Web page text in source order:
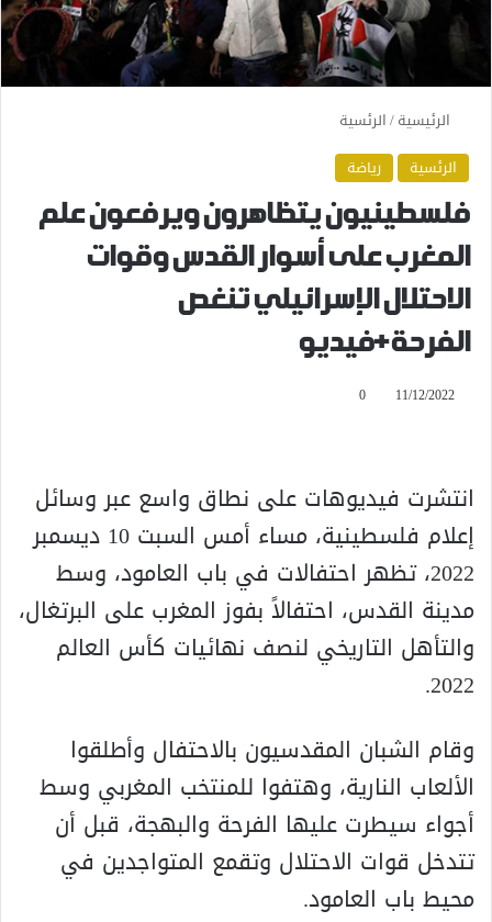
الرئيسية/الرئسية
الرئسية
رياضة
فلسطينيون يتظاهرون ويرفعون علم
المغرب على أسوار القدس وقوات
الاحتلال الإسرائيلي تنغص
الفرحة+فيديو
11/12/2022
0
انتشرت فيديوهات على نطاق واسع عبر وسائل
إعلام فلسطينية، مساء أمس السبت 10 ديسمبر
2022، تظهر احتفالات في باب العامود، وسط
مدينة القدس، احتفالاً بفوز المغرب على البرتغال،
والتأهل التاريخي لنصف نهائيات كأس العالم
2022.
وقام الشبان المقدسيون بالاحتفال وأطلقوا
الألعاب النارية، وهتفوا للمنتخب المغربي وسط
أجواء سيطرت عليها الفرحة والبهجة، قبل أن
تتدخل قوات الاحتلال وتقمع المتواجدين في
محيط باب العامود.